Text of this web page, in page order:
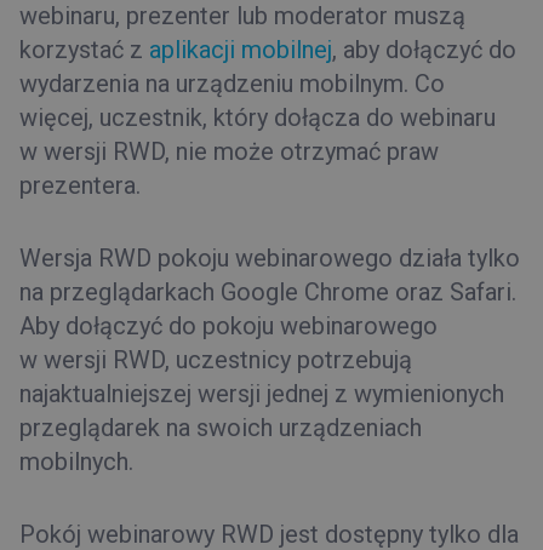
webinaru, prezenter lub moderator muszą
korzystać z aplikacji mobilnej, aby dołączyć do
wydarzenia na urządzeniu mobilnym. Co
więcej, uczestnik, który dołącza do webinaru
w wersji RWD, nie może otrzymać praw
prezentera.
Wersja RWD pokoju webinarowego działa tylko
na przeglądarkach Google Chrome oraz Safari.
Aby dołączyć do pokoju webinarowego
w wersji RWD, uczestnicy potrzebują
najaktualniejszej wersji jednej z wymienionych
przeglądarek na swoich urządzeniach
mobilnych.
Pokój webinarowy RWD jest dostępny tylko dla